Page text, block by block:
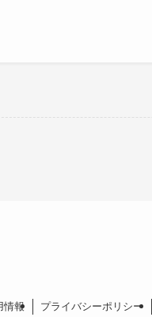
情報 プライバシーポリシー